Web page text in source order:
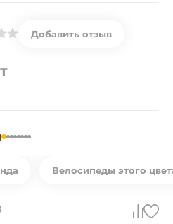
Добавить отзыв
Велосипеды этого